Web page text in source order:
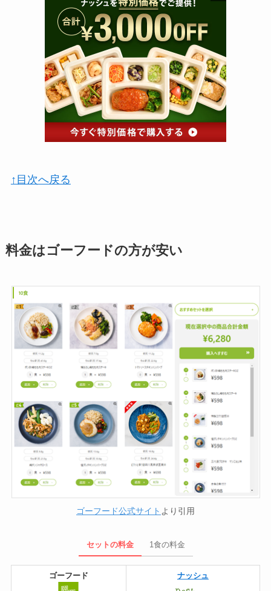
↑目次へ戻る
料金はゴーフードの方が安い
ゴーフード公式サイト より引用
セットの料金 1食の料金
ゴーフード ナッシュ